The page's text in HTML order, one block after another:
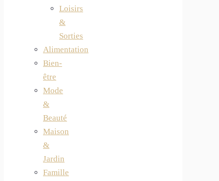
Loisirs
&
Sorties
Alimentation
Bien-
être
Mode
&
Beauté
Maison
&
Jardin
Famille